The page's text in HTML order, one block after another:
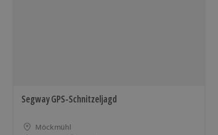
Segway GPS-Schnitzeljagd
Standort
Möckmühl